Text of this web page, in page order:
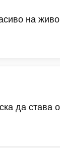
на
да става